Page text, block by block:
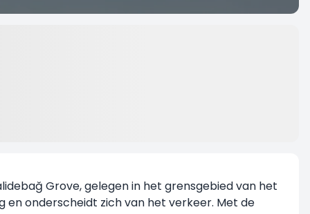
Grove, gelegen in het grensgebied van het
en onderscheidt zich van het verkeer. Met de